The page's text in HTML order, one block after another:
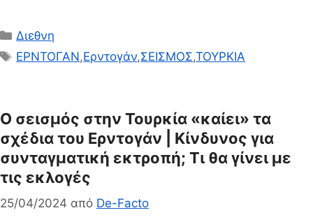
Κατηγορίες
Διεθνη
Ετικέτες
ΕΡΝΤΟΓΑΝ,Ερντογάν,ΣΕΙΣΜΟΣ,ΤΟΥΡΚΙΑ
Ο σεισμός στην Τουρκία «καίει» τα
σχέδια του Ερντογάν | Κίνδυνος για
συνταγματική εκτροπή; Τι θα γίνει με
τις εκλογές
25/04/2024 από De-Facto